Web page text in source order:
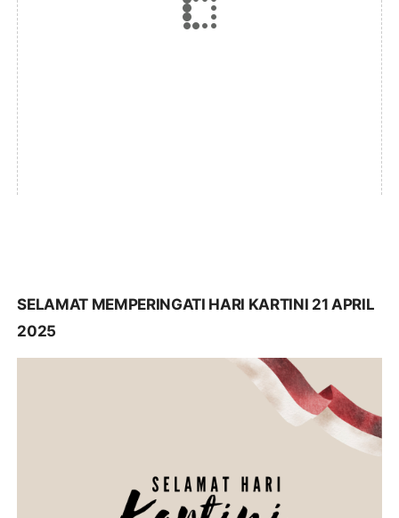
SELAMAT MEMPERINGATI HARI KARTINI 21 APRIL
2025